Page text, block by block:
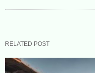
RELATED POST